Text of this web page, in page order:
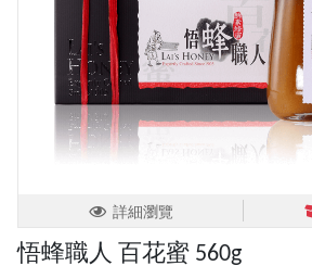
詳細瀏覽
悟蜂職人 百花蜜 560g